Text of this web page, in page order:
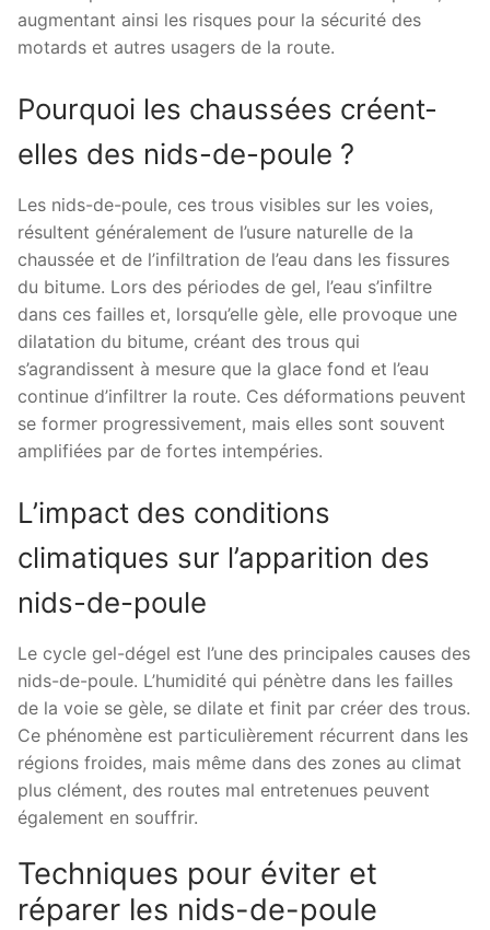
augmentant ainsi les risques pour la sécurité des
motards et autres usagers de la route.
Pourquoi les chaussées créent-
elles des nids-de-poule ?
Les nids-de-poule, ces trous visibles sur les voies,
résultent généralement de l’usure naturelle de la
chaussée et de l’infiltration de l’eau dans les fissures
du bitume. Lors des périodes de gel, l’eau s’infiltre
dans ces failles et, lorsqu’elle gèle, elle provoque une
dilatation du bitume, créant des trous qui
s’agrandissent à mesure que la glace fond et l’eau
continue d’infiltrer la route. Ces déformations peuvent
se former progressivement, mais elles sont souvent
amplifiées par de fortes intempéries.
L’impact des conditions
climatiques sur l’apparition des
nids-de-poule
Le cycle gel-dégel est l’une des principales causes des
nids-de-poule. L’humidité qui pénètre dans les failles
de la voie se gèle, se dilate et finit par créer des trous.
Ce phénomène est particulièrement récurrent dans les
régions froides, mais même dans des zones au climat
plus clément, des routes mal entretenues peuvent
également en souffrir.
Techniques pour éviter et
réparer les nids-de-poule